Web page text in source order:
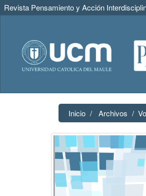
Revista Pensamiento y Acción
Contenido
principal
Barra
lateral
Inicio Archivos